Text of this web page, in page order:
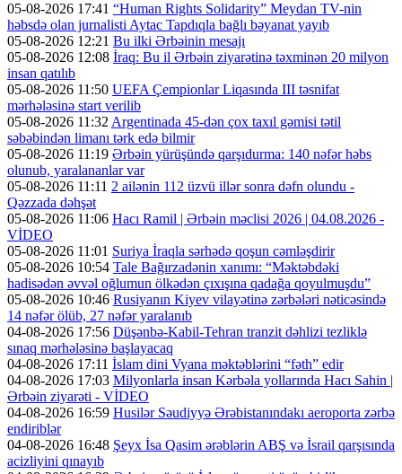
05-08-2026 17:41 “Human Rights Solidarity” Meydan TV-nin
həbsdə olan jurnalisti Aytac Tapdıqla bağlı bəyanat yayıb
05-08-2026 12:21 Bu ilki Ərbəinin mesajı
05-08-2026 12:08 İraq: Bu il Ərbəin ziyarətinə təxminən 20 milyon
insan qatılıb
05-08-2026 11:50 UEFA Çempionlar Liqasında III təsnifat
mərhələsinə start verilib
05-08-2026 11:32 Argentinada 45-dən çox taxıl gəmisi tətil
səbəbindən limanı tərk edə bilmir
05-08-2026 11:19 Ərbəin yürüşündə qarşıdurma: 140 nəfər həbs
olunub, yaralananlar var
05-08-2026 11:11 2 ailənin 112 üzvü illər sonra dəfn olundu -
Qəzzada dəhşət
05-08-2026 11:06 Hacı Ramil | Ərbəin məclisi 2026 | 04.08.2026 -
VİDEO
05-08-2026 11:01 Suriya İraqla sərhədə qoşun cəmləşdirir
05-08-2026 10:54 Tale Bağırzadənin xanımı: “Məktəbdəki
hadisədən əvvəl oğlumun ölkədən çıxışına qadağa qoyulmuşdu”
05-08-2026 10:46 Rusiyanın Kiyev vilayətinə zərbələri nəticəsində
14 nəfər ölüb, 27 nəfər yaralanıb
04-08-2026 17:56 Düşənbə-Kabil-Tehran tranzit dəhlizi tezliklə
sınaq mərhələsinə başlayacaq
04-08-2026 17:11 İslam dini Vyana məktəblərini “fəth” edir
04-08-2026 17:03 Milyonlarla insan Kərbəla yollarında Hacı Sahin |
Ərbəin ziyarəti - VİDEO
04-08-2026 16:59 Husilər Səudiyyə Ərəbistanındakı aeroporta zərbə
endiriblər
04-08-2026 16:48 Şeyx İsa Qasim ərəblərin ABŞ və İsrail qarşısında
acizliyini qınayıb